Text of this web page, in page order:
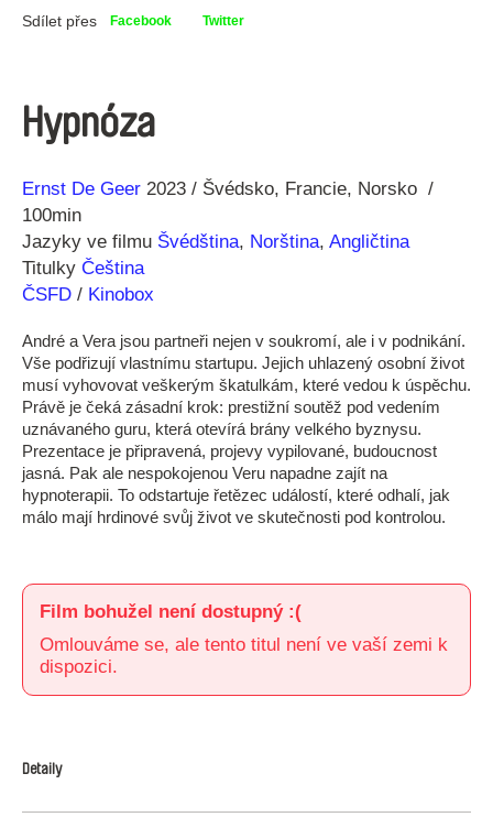
Sdílet přes Facebook Twitter
Hypnóza
Režie
Ernst De Geer
Rok 2023 Švédsko Francie Norsko
100min
Jazyky ve filmu Švédština, Norština, Angličtina
Titulky Čeština
ČSFD / Kinobox
André a Vera jsou partneři nejen v soukromí, ale i v podnikání.
Vše podřizují vlastnímu startupu. Jejich uhlazený osobní život
musí vyhovovat veškerým škatulkám, které vedou k úspěchu.
Právě je čeká zásadní krok: prestižní soutěž pod vedením
uznávaného guru, která otevírá brány velkého byznysu.
Prezentace je připravená, projevy vypilované, budoucnost
jasná. Pak ale nespokojenou Veru napadne zajít na
hypnoterapii. To odstartuje řetězec událostí, které odhalí, jak
málo mají hrdinové svůj život ve skutečnosti pod kontrolou.
Film bohužel není dostupný :(
Omlouváme se, ale tento titul není ve vaší zemi k
dispozici.
Detaily